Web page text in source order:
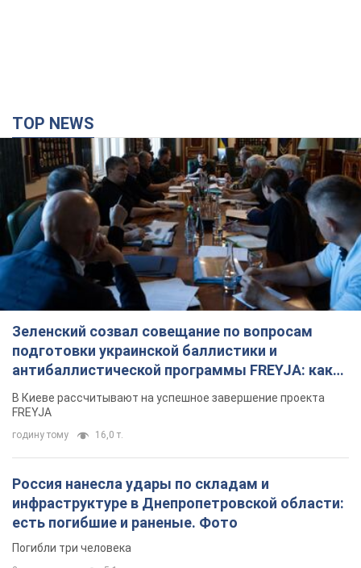
Зеленский созвал совещание по вопросам
подготовки украинской баллистики и
антибаллистической программы FREYJA: какие
решения готовятся
В Киеве рассчитывают на успешное завершение проекта
FREYJA
годину тому 16,0 т.
Россия нанесла удары по складам и
инфраструктуре в Днепропетровской области:
есть погибшие и раненые. Фото
2 години тому
ВАКС избрал меру пресечения экс-послу
Украины в США Стефанишиной: что известно о
деле
Суд не полностью удовлетворил ходатайство прокуратуры
3 години тому 8,6 т.